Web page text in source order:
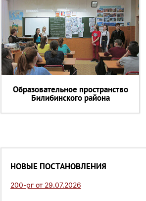
Образовательное пространство
Билибинского района
НОВЫЕ ПОСТАНОВЛЕНИЯ
200-рг от 29.07.2026